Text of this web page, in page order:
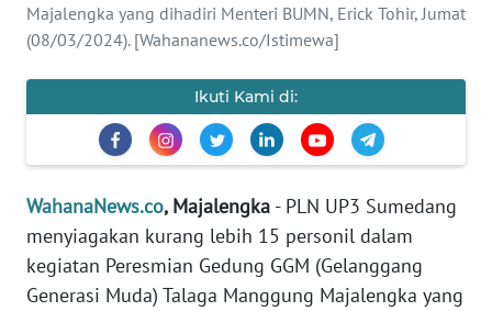
Majalengka yang dihadiri Menteri BUMN, Erick Tohir, Jumat
(08/03/2024). [Wahananews.co/Istimewa]
Ikuti Kami di:
WahanaNews.co, Majalengka - PLN UP3 Sumedang
menyiagakan kurang lebih 15 personil dalam
kegiatan Peresmian Gedung GGM (Gelanggang
Generasi Muda) Talaga Manggung Majalengka yang
EDITORIAL
BERITA
KONTAK
KAMI